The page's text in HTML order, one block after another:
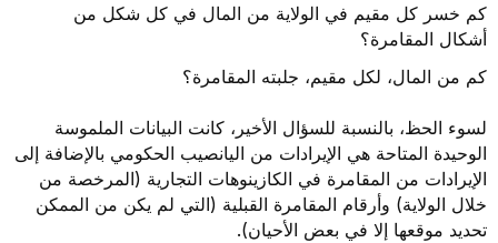
كم خسر كل مقيم في الولاية من المال في كل شكل من
أشكال المقامرة؟
كم من المال، لكل مقيم، جلبته المقامرة؟
لسوء الحظ، بالنسبة للسؤال الأخير، كانت البيانات الملموسة
الوحيدة المتاحة هي الإيرادات من اليانصيب الحكومي بالإضافة إلى
الإيرادات من المقامرة في الكازينوهات التجارية (المرخصة من
خلال الولاية) وأرقام المقامرة القبلية (التي لم يكن من الممكن
تحديد موقعها إلا في بعض الأحيان).